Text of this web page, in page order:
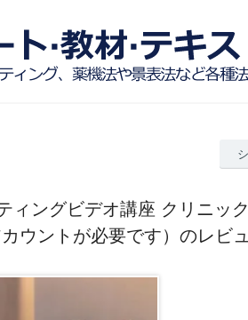
ィングビデオ講座 クリニッ
ウントが必要です）のレビ